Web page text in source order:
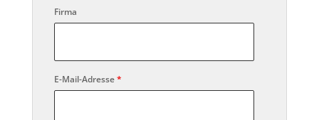
Firma
E-Mail-Adresse*